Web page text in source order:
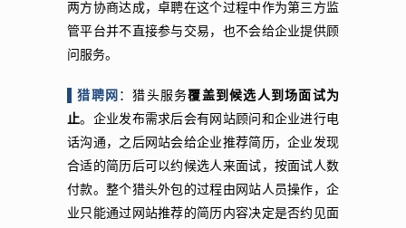
两方协商达成，卓聘在这个过程中作为第三方监
管平台并不直接参与交易，也不会给企业提供顾
问服务。
▌猎聘网 ：猎头服务覆盖到候选人到场面试为
止。企业发布需求后会有网站顾问和企业进行电
话沟通，之后网站会给企业推荐简历，企业发现
合适的简历后可以约候选人来面试，按面试人数
付款。整个猎头外包的过程由网站人员操作，企
业只能通过网站推荐的简历内容决定是否约见面